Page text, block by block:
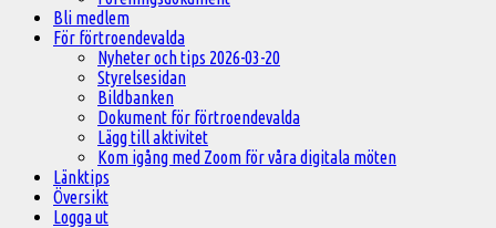
Bli medlem
För förtroendevalda
Nyheter och tips 2026-03-20
Styrelsesidan
Bildbanken
Dokument för förtroendevalda
Lägg till aktivitet
Kom igång med Zoom för våra digitala möten
Länktips
Översikt
Logga ut